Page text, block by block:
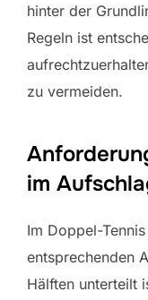
hinter der
Regeln ist
zu vermeiden.
im
Im Doppel-
entsprechenden
Hälften unterteilt